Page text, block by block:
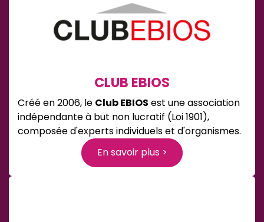
CLUB EBIOS
Créé en 2006, le Club EBIOS est une association
indépendante à but non lucratif (Loi 1901),
composée d'experts individuels et d'organismes.
En savoir plus >